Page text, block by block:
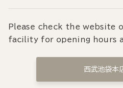
Please check the website
facility for opening hours
西武池袋本